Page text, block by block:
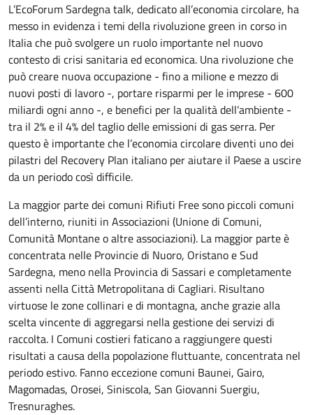
L’EcoForum Sardegna talk, dedicato all’economia circolare, ha
messo in evidenza i temi della rivoluzione green in corso in
Italia che può svolgere un ruolo importante nel nuovo
contesto di crisi sanitaria ed economica. Una rivoluzione che
può creare nuova occupazione - fino a milione e mezzo di
nuovi posti di lavoro -, portare risparmi per le imprese - 600
miliardi ogni anno -, e benefici per la qualità dell’ambiente -
tra il 2% e il 4% del taglio delle emissioni di gas serra. Per
questo è importante che l’economia circolare diventi uno dei
pilastri del Recovery Plan italiano per aiutare il Paese a uscire
da un periodo così difficile.
La maggior parte dei comuni Rifiuti Free sono piccoli comuni
dell’interno, riuniti in Associazioni (Unione di Comuni,
Comunità Montane o altre associazioni). La maggior parte è
concentrata nelle Provincie di Nuoro, Oristano e Sud
Sardegna, meno nella Provincia di Sassari e completamente
assenti nella Città Metropolitana di Cagliari. Risultano
virtuose le zone collinari e di montagna, anche grazie alla
scelta vincente di aggregarsi nella gestione dei servizi di
raccolta. I Comuni costieri faticano a raggiungere questi
risultati a causa della popolazione fluttuante, concentrata nel
periodo estivo. Fanno eccezione comuni Baunei, Gairo,
Magomadas, Orosei, Siniscola, San Giovanni Suergiu,
Tresnuraghes.